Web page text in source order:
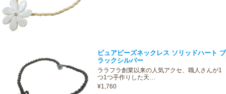
ピュアビーズネックレス ソリッドハート ブ
ラックシルバー
ララフラ創業以来の人気アクセ、職人さんが1
つ1つ手作りした天…
¥1,760